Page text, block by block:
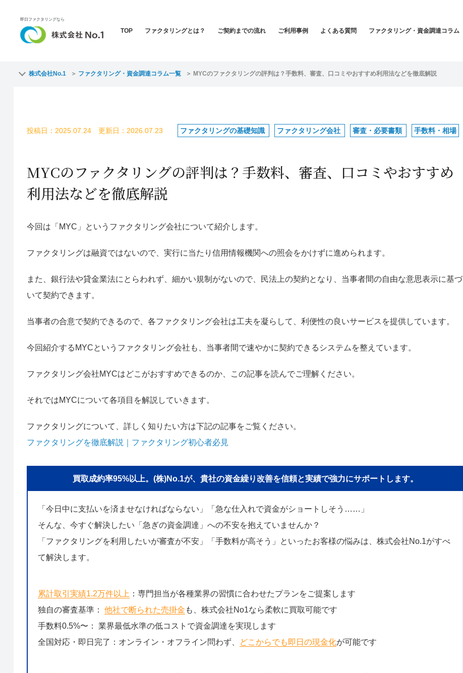
即日ファクタリングなら
TOP ファクタリングとは？ ご契約までの流れ ご利用事例 よくある質問 ファクタリング・資金調達コラム
株式会社No.1 ファクタリング・資金調達コラム一覧 MYCのファクタリングの評判は？手数料、審査、口コミやおすすめ利用法などを徹底解説
投稿日：2025.07.24 更新日：2026.07.23 ファクタリングの基礎知識 ファクタリング会社 審査・必要書類 手数料・相場
MYCのファクタリングの評判は？手数料、審査、口コミやおすすめ
利用法などを徹底解説
今回は「MYC」というファクタリング会社について紹介します。
ファクタリングは融資ではないので、実行に当たり信用情報機関への照会をかけずに進められます。
また、銀行法や貸金業法にとらわれず、細かい規制がないので、民法上の契約となり、当事者間の自由な意思表示に基づ
いて契約できます。
当事者の合意で契約できるので、各ファクタリング会社は工夫を凝らして、利便性の良いサービスを提供しています。
今回紹介するMYCというファクタリング会社も、当事者間で速やかに契約できるシステムを整えています。
ファクタリング会社MYCはどこがおすすめできるのか、この記事を読んでご理解ください。
それではMYCについて各項目を解説していきます。
ファクタリングについて、詳しく知りたい方は下記の記事をご覧ください。
ファクタリングを徹底解説｜ファクタリング初心者必見
買取成約率95%以上。(株)No.1が、貴社の資金繰り改善を信頼と実績で強力にサポートします。
「今日中に支払いを済ませなければならない」「急な仕入れで資金がショートしそう……」
そんな、今すぐ解決したい「急ぎの資金調達」への不安を抱えていませんか？
「ファクタリングを利用したいが審査が不安」「手数料が高そう」といったお客様の悩みは、株式会社No.1がすべ
て解決します。
累計取引実績1.2万件以上 ：専門担当が各種業界の習慣に合わせたプランをご提案します
独自の審査基準： 他社で断られた売掛金 も、株式会社No1なら柔軟に買取可能です
手数料0.5%〜： 業界最低水準の低コストで資金調達を実現します
全国対応・即日完了：オンライン・オフライン問わず、
どこからでも即日の現金化が可能です